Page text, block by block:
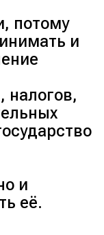
потому
и
налогов,
и
её.